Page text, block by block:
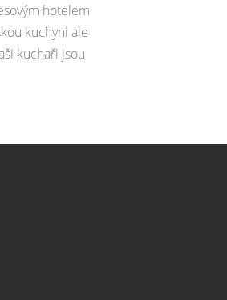
hotelem
kuchyni ale
kuchaři jsou